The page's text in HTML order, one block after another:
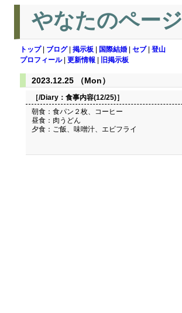
やなたのページ
トップ| ブログ| 掲示板 国際結婚 セブ| 登山
プロフィール| 更新情報 旧掲示板
2023.12.25 （Mon）
［/Diary： 食事内容(12/25)］
朝食：食パン２枚、コーヒー
昼食：肉うどん
夕食：ご飯、味噌汁、エビフライ